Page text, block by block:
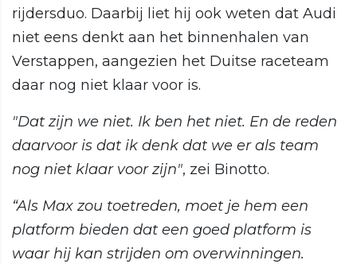
rijdersduo. Daarbij liet hij ook weten dat Audi
niet eens denkt aan het binnenhalen van
Verstappen, aangezien het Duitse raceteam
daar nog niet klaar voor is.
"Dat zijn we niet. Ik ben het niet. En de reden
daarvoor is dat ik denk dat we er als team
nog niet klaar voor zijn", zei Binotto.
“Als Max zou toetreden, moet je hem een
platform bieden dat een goed platform is
waar hij kan strijden om overwinningen.